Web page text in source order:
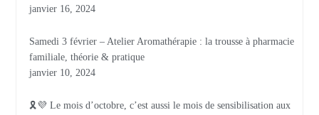
janvier 16, 2024
Samedi 3 février – Atelier Aromathérapie : la trousse à pharmacie
familiale, théorie & pratique
janvier 10, 2024
🎗💜 Le mois d’octobre, c’est aussi le mois de sensibilisation aux